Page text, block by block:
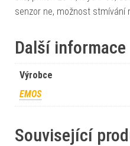
senzor ne, možnost stmívání
Další informace
Výrobce
EMOS
Související